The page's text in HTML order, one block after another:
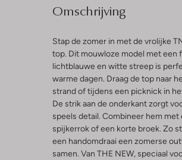
Omschrijving
Stap de zomer in met de vrolijke
top. Dit mouwloze model met een
lichtblauwe en witte streep is
warme dagen. Draag de top naar
strand of tijdens een picknick in
De strik aan de onderkant zorgt
speels detail. Combineer hem met
spijkerrok of een korte broek. Zo
een handomdraai een zomerse
samen. Van THE NEW, speciaal